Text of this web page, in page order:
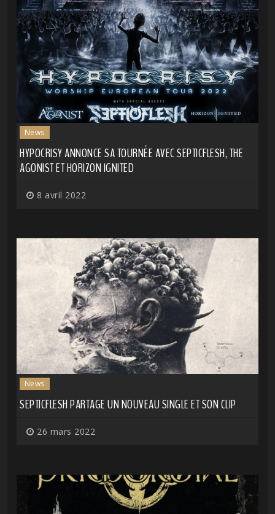
News
HYPOCRISY ANNONCE SA TOURNÉE AVEC SEPTICFLESH, THE
AGONIST ET HORIZON IGNITED
8 avril 2022
News
SEPTICFLESH PARTAGE UN NOUVEAU SINGLE ET SON CLIP
26 mars 2022